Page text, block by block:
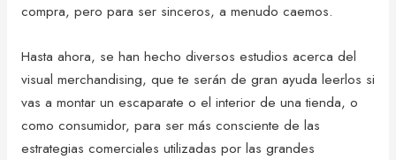
compra, pero para ser sinceros, a menudo caemos.
Hasta ahora, se han hecho diversos estudios acerca del
visual merchandising, que te serán de gran ayuda leerlos si
vas a montar un escaparate o el interior de una tienda, o
como consumidor, para ser más consciente de las
estrategias comerciales utilizadas por las grandes